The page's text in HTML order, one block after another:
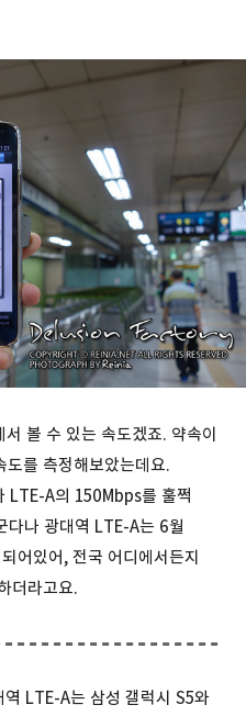
볼 수 있는 속도겠죠. 약속이
를 측정해보았는데요.
LTE-A의 150Mbps를 훌쩍
다나 광대역 LTE-A는 6월
어있어, 전국 어디에서든지
더라고요.
LTE-A는 삼성 갤럭시 S5와